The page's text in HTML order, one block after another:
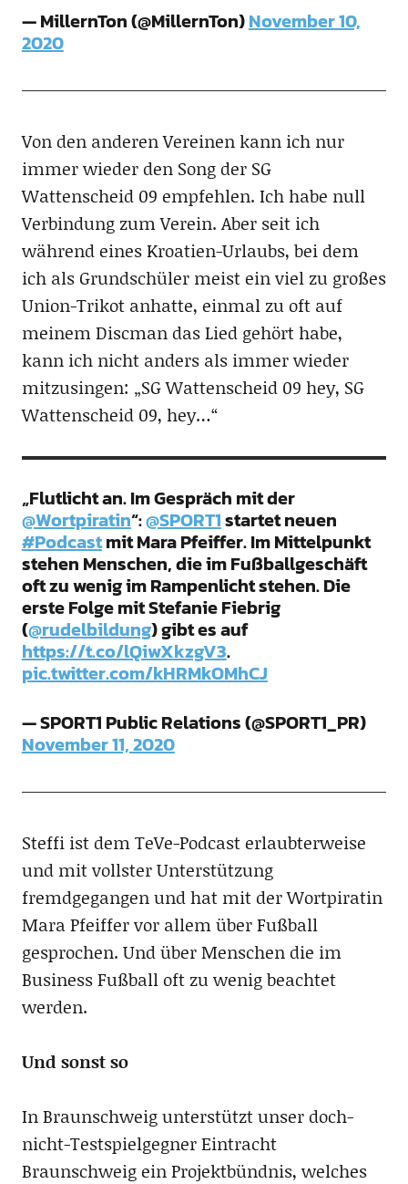
— MillernTon (@MillernTon)November 10,
2020
Von den anderen Vereinen kann ich nur
immer wieder den Song der SG
Wattenscheid 09 empfehlen. Ich habe null
Verbindung zum Verein. Aber seit ich
während eines Kroatien-Urlaubs, bei dem
ich als Grundschüler meist ein viel zu großes
Union-Trikot anhatte, einmal zu oft auf
meinem Discman das Lied gehört habe,
kann ich nicht anders als immer wieder
mitzusingen: „SG Wattenscheid 09 hey, SG
Wattenscheid 09, hey…“
„Flutlicht an. Im Gespräch mit der
@Wortpiratin“:@SPORT1startet neuen
#Podcastmit Mara Pfeiffer. Im Mittelpunkt
stehen Menschen, die im Fußballgeschäft
oft zu wenig im Rampenlicht stehen. Die
erste Folge mit Stefanie Fiebrig
(@rudelbildung) gibt es auf
https://t.co/lQiwXkzgV3.
pic.twitter.com/kHRMkOMhCJ
— SPORT1 Public Relations (@SPORT1_PR)
November 11, 2020
Steffi ist dem TeVe-Podcast erlaubterweise
und mit vollster Unterstützung
fremdgegangen und hat mit der Wortpiratin
Mara Pfeiffer vor allem über Fußball
gesprochen. Und über Menschen die im
Business Fußball oft zu wenig beachtet
werden.
Und sonst so
In Braunschweig unterstützt unser doch-
nicht-Testspielgegner Eintracht
Braunschweig ein Projektbündnis, welches